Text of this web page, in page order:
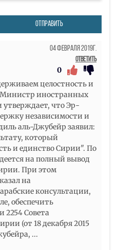
ОТПРАВИТЬ
04 Февраля 2019г.
Ответить
0
целостность и
иностранных
утверждает, что Эр-
независимости и
аль-Джубейр заявил:
который
и единство Сирии". По
на полный вывод
При этом
на
консультации,
обеспечить
2254 Совета
(от 18 декабря 2015
...